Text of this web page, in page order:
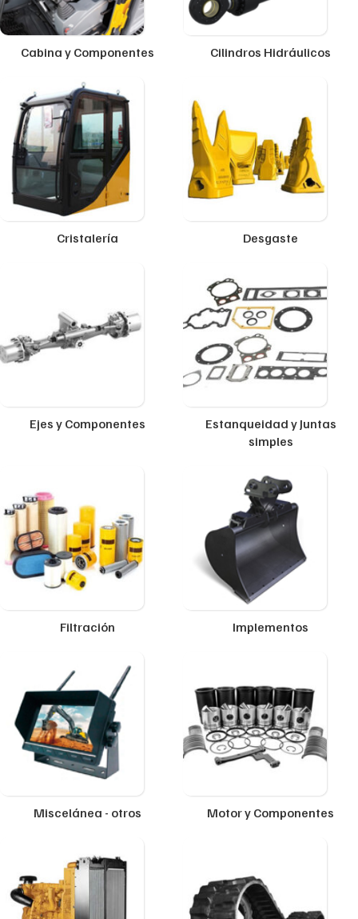
Cabina y Componentes Cilindros Hidráulicos
Cristalería Desgaste
Ejes y Componentes
Estanqueidad y Juntas
simples
Filtración Implementos
Miscelánea - otros Motor y Componentes